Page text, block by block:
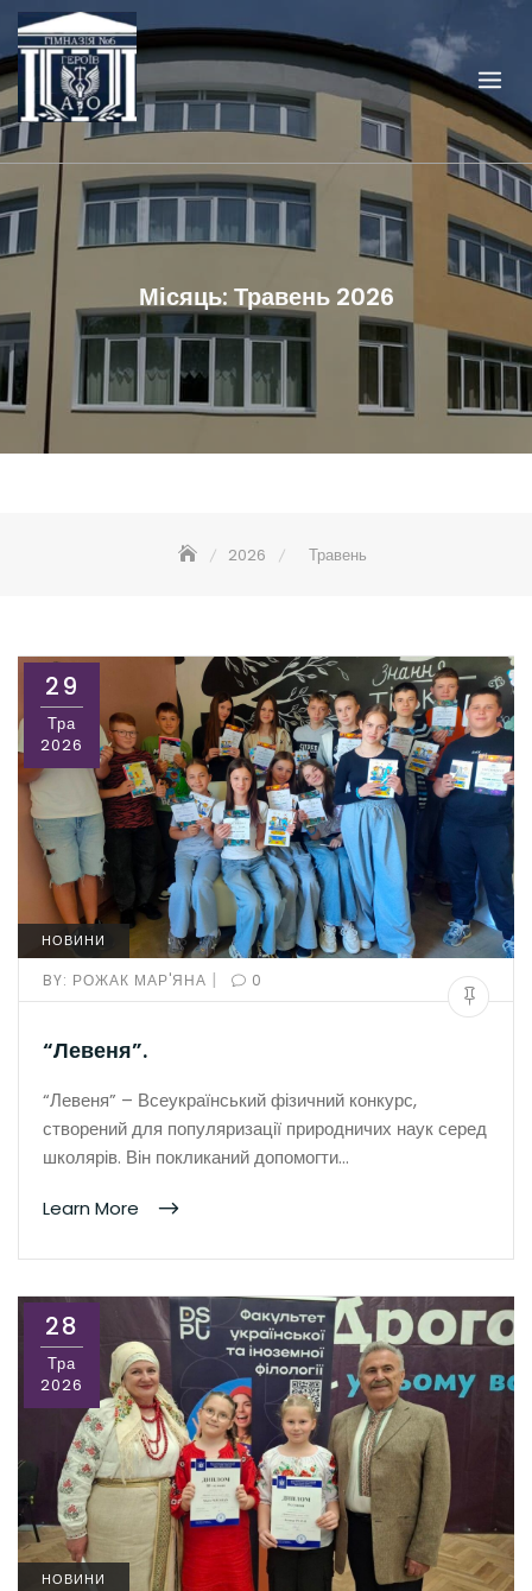
Skip
to
content
Місяць: Травень 2026
2026 Травень
29
Тра
2026
НОВИНИ
BY: РОЖАК МАР'ЯНА | 0
“Левеня”.
“Левеня” – Всеукраїнський фізичний конкурс,
створений для популяризації природничих наук серед
школярів. Він покликаний допомогти…
Learn More
28
Тра
2026
НОВИНИ